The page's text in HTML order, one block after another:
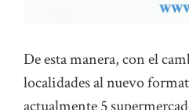
De esta manera, con el
localidades al nuevo
actualmente 5